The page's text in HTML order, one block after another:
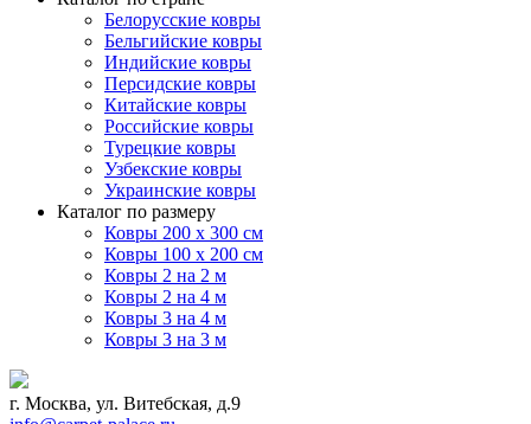
Белорусские ковры
Бельгийские ковры
Индийские ковры
Персидские ковры
Китайские ковры
Российские ковры
Турецкие ковры
Узбекские ковры
Украинские ковры
Каталог по размеру
Ковры 200 х 300 см
Ковры 100 х 200 см
Ковры 2 на 2 м
Ковры 2 на 4 м
Ковры 3 на 4 м
Ковры 3 на 3 м
г. Москва, ул. Витебская, д.9